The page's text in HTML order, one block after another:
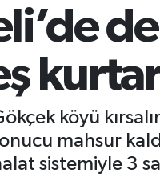
köyü
mahsur
sistemiyle 3